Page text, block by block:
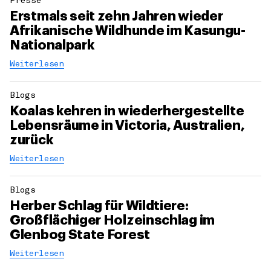
Erstmals seit zehn Jahren wieder
Afrikanische Wildhunde im Kasungu-
Nationalpark
Weiterlesen
Blogs
Koalas kehren in wiederhergestellte
Lebensräume in Victoria, Australien,
zurück
Weiterlesen
Blogs
Herber Schlag für Wildtiere:
Großflächiger Holzeinschlag im
Glenbog State Forest
Weiterlesen